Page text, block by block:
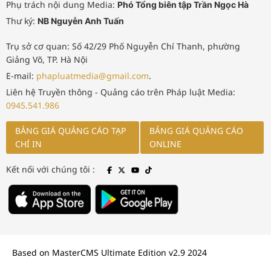
Phụ trách nội dung Media: Phó Tổng biên tập Trần Ngọc Hà
Thư ký: NB Nguyễn Anh Tuấn
Trụ sở cơ quan: Số 42/29 Phố Nguyễn Chí Thanh, phường
Giảng Võ, TP. Hà Nội
E-mail: phapluatmedia@gmail.com.
Liên hệ Truyền thông - Quảng cáo trên Pháp luật Media:
0945.541.986
BẢNG GIÁ QUẢNG CÁO TẠP
CHÍ IN
BẢNG GIÁ QUẢNG CÁO
ONLINE
Kết nối với chúng tôi :
Based on MasterCMS Ultimate Edition v2.9 2024